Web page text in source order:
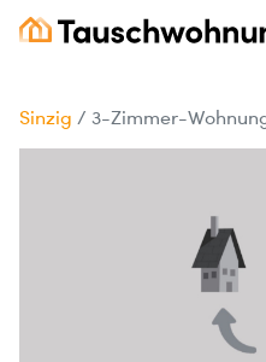
Sinzig / 3-Zimmer-